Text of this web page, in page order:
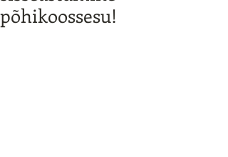
põhikoossesu!